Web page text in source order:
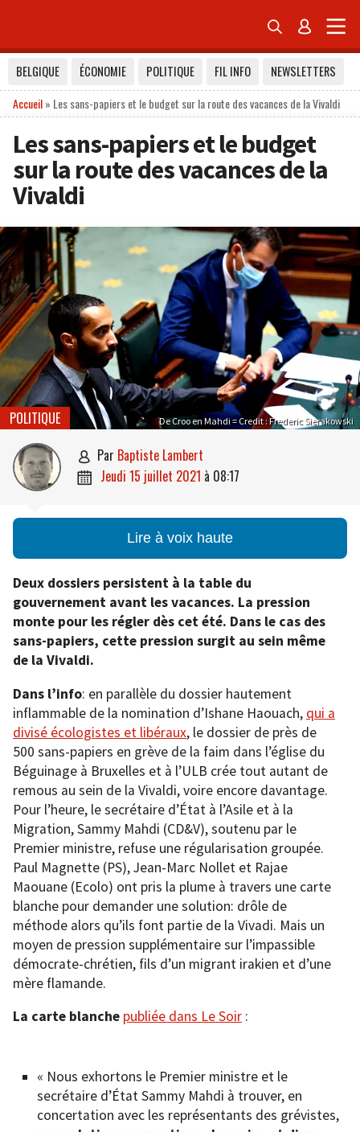
 
BELGIQUE ÉCONOMIE POLITIQUE FIL INFO
NEWSLETTERS
Accueil» Les sans-papiers et le budget sur la route des vacances de la Vivaldi
Les sans-papiers et le budget
sur la route des vacances de la
Vivaldi
De Croo en Mahdi = Credit : Frederic Sierakowski
POLITIQUE
 par Baptiste Lambert
 jeudi 15 juillet 2021 à 08:17
Lire à voix haute
Deux dossiers persistent à la table du
gouvernement avant les vacances. La pression
monte pour les régler dès cet été. Dans le cas des
sans-papiers, cette pression surgit au sein même
de la Vivaldi.
Dans l’info: en parallèle du dossier hautement
inflammable de la nomination d’Ishane Haouach, qui a
divisé écologistes et libéraux, le dossier de près de
500 sans-papiers en grève de la faim dans l’église du
Béguinage à Bruxelles et à l’ULB crée tout autant de
remous au sein de la Vivaldi, voire encore davantage.
Pour l’heure, le secrétaire d’État à l’Asile et à la
Migration, Sammy Mahdi (CD&V), soutenu par le
Premier ministre, refuse une régularisation groupée.
Paul Magnette (PS), Jean-Marc Nollet et Rajae
Maouane (Ecolo) ont pris la plume à travers une carte
blanche pour demander une solution: drôle de
méthode alors qu’ils font partie de la Vivadi. Mais un
moyen de pression supplémentaire sur l’impassible
démocrate-chrétien, fils d’un migrant irakien et d’une
mère flamande.
La carte blanche publiée dans Le Soir :
« Nous exhortons le Premier ministre et le
secrétaire d’État Sammy Mahdi à trouver, en
concertation avec les représentants des grévistes,